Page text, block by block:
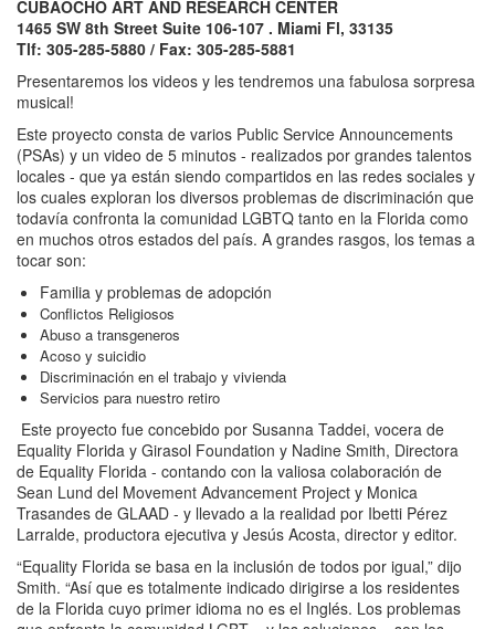
CUBAOCHO ART AND RESEARCH CENTER
1465 SW 8th Street Suite 106-107 . Miami Fl, 33135
Tlf: 305-285-5880 / Fax: 305-285-5881
Presentaremos los videos y les tendremos una fabulosa sorpresa
musical!
Este proyecto consta de varios Public Service Announcements
(PSAs) y un video de 5 minutos - realizados por grandes talentos
locales - que ya están siendo compartidos en las redes sociales y
los cuales exploran los diversos problemas de discriminación que
todavía confronta la comunidad LGBTQ tanto en la Florida como
en muchos otros estados del país. A grandes rasgos, los temas a
tocar son:
Familia y problemas de adopción
Conflictos Religiosos
Abuso a transgeneros
Acoso y suicidio
Discriminación en el trabajo y vivienda
Servicios para nuestro retiro
​ Este proyecto fue concebido por Susanna Taddei, vocera de
Equality Florida y Girasol Foundation y Nadine Smith, Directora
de Equality Florida - contando con la valiosa colaboración de
Sean Lund del Movement Advancement Project y Monica
Trasandes de GLAAD - y llevado a la realidad por Ibetti Pérez
Larralde, productora ejecutiva y Jesús Acosta, director y editor.
“Equality Florida se basa en la inclusión de todos por igual,” dijo
Smith. “Así que es totalmente indicado dirigirse a los residentes
de la Florida cuyo primer idioma no es el Inglés. Los problemas